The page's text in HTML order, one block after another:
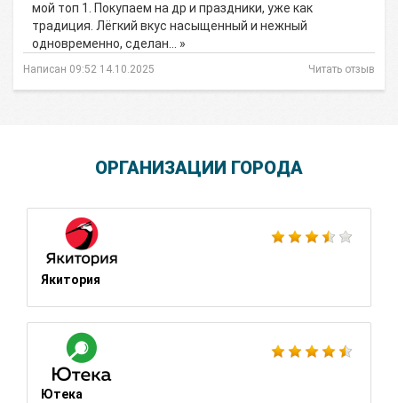
мой топ 1. Покупаем на др и праздники, уже как
традиция. Лёгкий вкус насыщенный и нежный
одновременно, сделан… »
Написан 09:52 14.10.2025 Читать отзыв
ОРГАНИЗАЦИИ ГОРОДА
Якитория
Ютека